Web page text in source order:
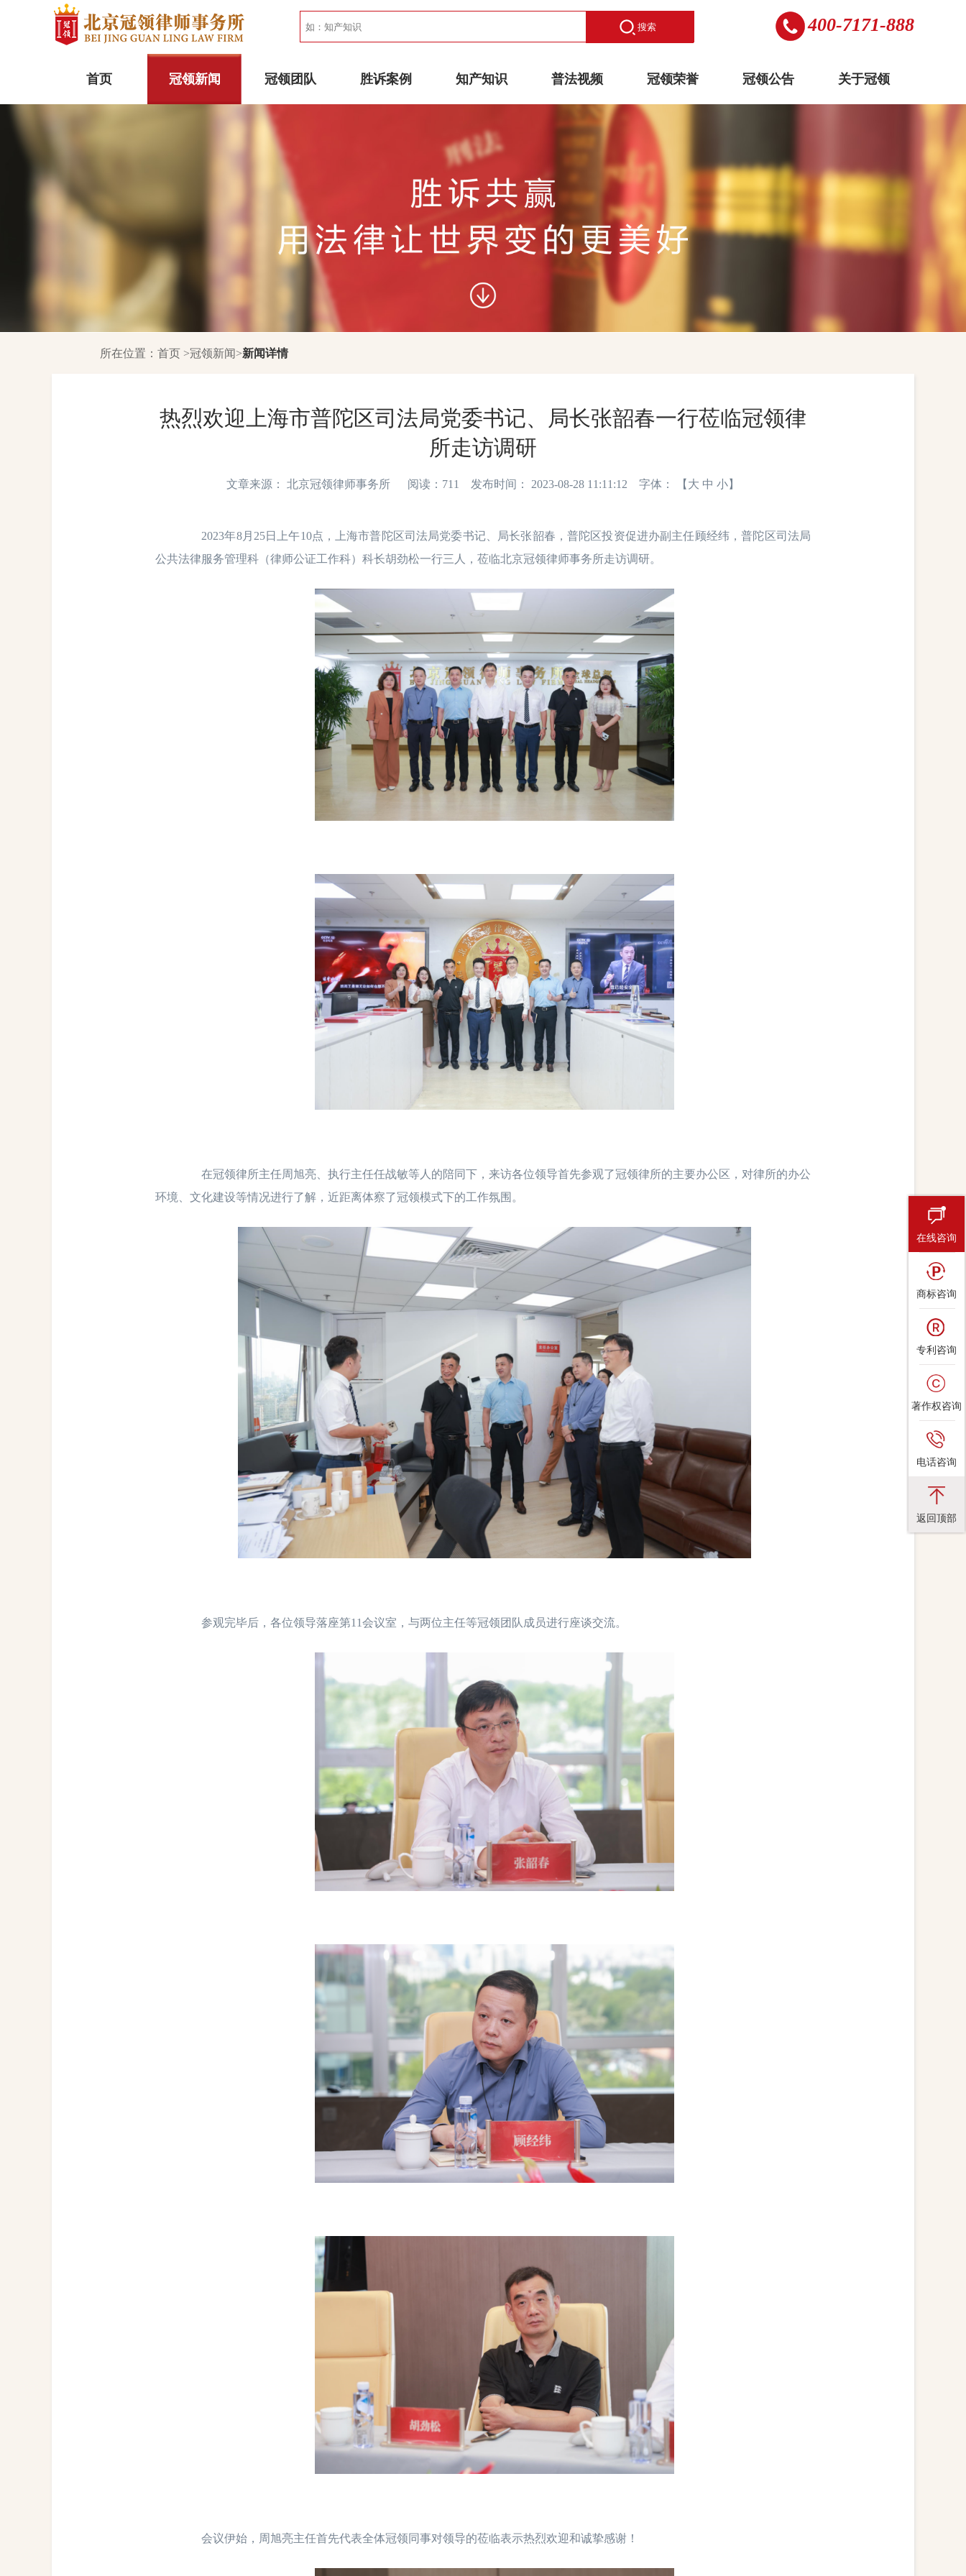
搜索 400-7171-888
首页 冠领新闻 冠领团队 胜诉案例 知产知识 普法视频 冠领荣誉 冠领公告 关于冠领
所在位置： 首页 >冠领新闻 >新闻详情
热烈欢迎上海市普陀区司法局党委书记、局长张韶春一行莅临冠领律
所走访调研
文章来源： 北京冠领律师事务所 阅读：711 发布时间： 2023-08-28 11:11:12 字体： 【 大 中 小】
2023年8月25日上午10点，上海市普陀区司法局党委书记、局长张韶春，普陀区投资促进办副主任顾经纬，普陀区司法局
公共法律服务管理科（律师公证工作科）科长胡劲松一行三人，莅临北京冠领律师事务所走访调研。
在冠领律所主任周旭亮、执行主任任战敏等人的陪同下，来访各位领导首先参观了冠领律所的主要办公区，对律所的办公
环境、文化建设等情况进行了解，近距离体察了冠领模式下的工作氛围。
参观完毕后，各位领导落座第11会议室，与两位主任等冠领团队成员进行座谈交流。
会议伊始，周旭亮主任首先代表全体冠领同事对领导的莅临表示热烈欢迎和诚挚感谢！
在线咨询
商标咨询
专利咨询
著作权咨询
电话咨询
返回顶部